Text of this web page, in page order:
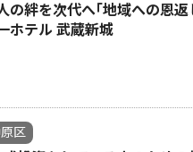
の絆を次代へ｢地域への恩
ホテル 武蔵新城
区